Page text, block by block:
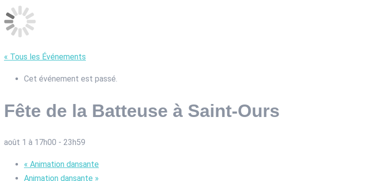
« Tous les Événements
Cet événement est passé.
Fête de la Batteuse à Saint-Ours
août 1 à 17h00 - 23h59
« Animation dansante
Animation dansante »